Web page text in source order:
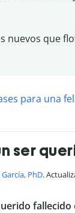
nuevos que
para una
ser
PhD.
fallecido